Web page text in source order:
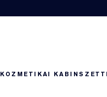
KOZMETIKAI KABIN